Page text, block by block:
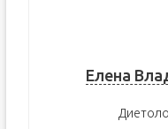
Елена